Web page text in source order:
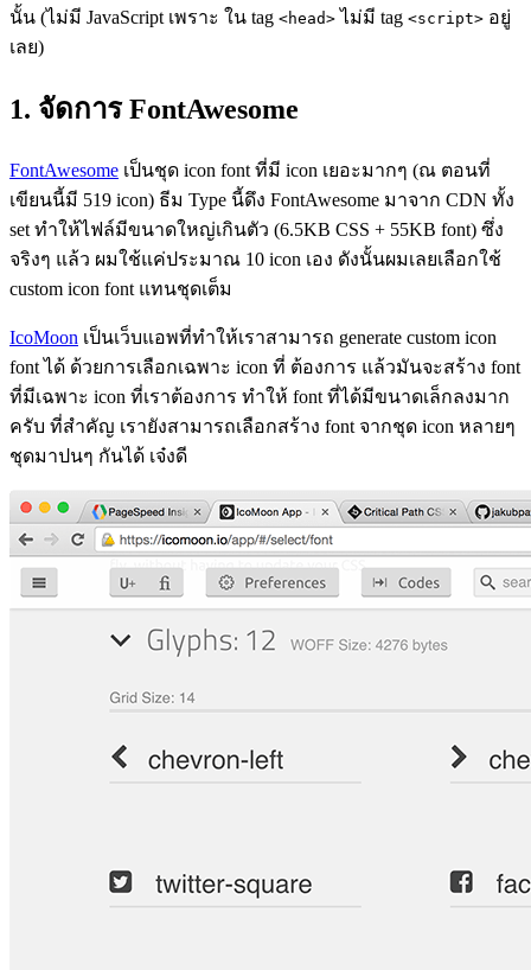
นั้น (ไม่มี JavaScript เพราะ ใน tag <head> ไม่มี tag <script> อยู่
เลย)
1. จัดการ FontAwesome
FontAwesome เป็นชุด icon font ที่มี icon เยอะมากๆ (ณ ตอนที่
เขียนนี้มี 519 icon) ธีม Type นี้ดึง FontAwesome มาจาก CDN ทั้ง
set ทำให้ไฟล์มีขนาดใหญ่เกินตัว (6.5KB CSS + 55KB font) ซึ่ง
จริงๆ แล้ว ผมใช้แค่ประมาณ 10 icon เอง ดังนั้นผมเลยเลือกใช้
custom icon font แทนชุดเต็ม
IcoMoon เป็นเว็บแอพที่ทำให้เราสามารถ generate custom icon
font ได้ ด้วยการเลือกเฉพาะ icon ที่ ต้องการ แล้วมันจะสร้าง font
ที่มีเฉพาะ icon ที่เราต้องการ ทำให้ font ที่ได้มีขนาดเล็กลงมาก
ครับ ที่สำคัญ เรายังสามารถเลือกสร้าง font จากชุด icon หลายๆ
ชุดมาปนๆ กันได้ เจ๋งดี